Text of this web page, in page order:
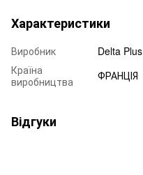
Характеристики
Виробник
Delta Plus
Країна
виробництва
ФРАНЦІЯ
Відгуки